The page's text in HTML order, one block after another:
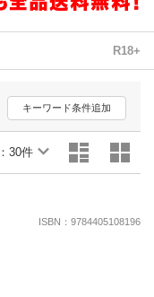
動画配信
天TV
画配信ガイド
R18+
キーワード条件追加
30件
ISBN：9784405108196